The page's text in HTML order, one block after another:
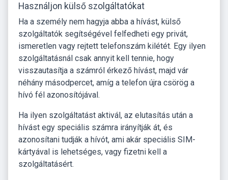
Használjon külső szolgáltatókat
Ha a személy nem hagyja abba a hívást, külső
szolgáltatók segítségével felfedheti egy privát,
ismeretlen vagy rejtett telefonszám kilétét. Egy ilyen
szolgáltatásnál csak annyit kell tennie, hogy
visszautasítja a számról érkező hívást, majd vár
néhány másodpercet, amíg a telefon újra csörög a
hívó fél azonosítójával.
Ha ilyen szolgáltatást aktivál, az elutasítás után a
hívást egy speciális számra irányítják át, és
azonosítani tudják a hívót, ami akár speciális SIM-
kártyával is lehetséges, vagy fizetni kell a
szolgáltatásért.